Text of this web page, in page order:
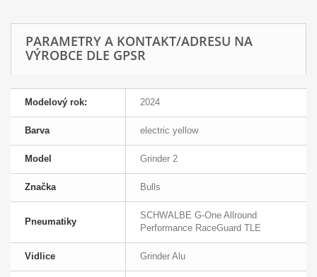
PARAMETRY A KONTAKT/ADRESU NA
VÝROBCE DLE GPSR
Modelový rok: 2024
Barva electric yellow
Model Grinder 2
Značka Bulls
Pneumatiky
SCHWALBE G-One Allround
Performance RaceGuard TLE
Vidlice Grinder Alu